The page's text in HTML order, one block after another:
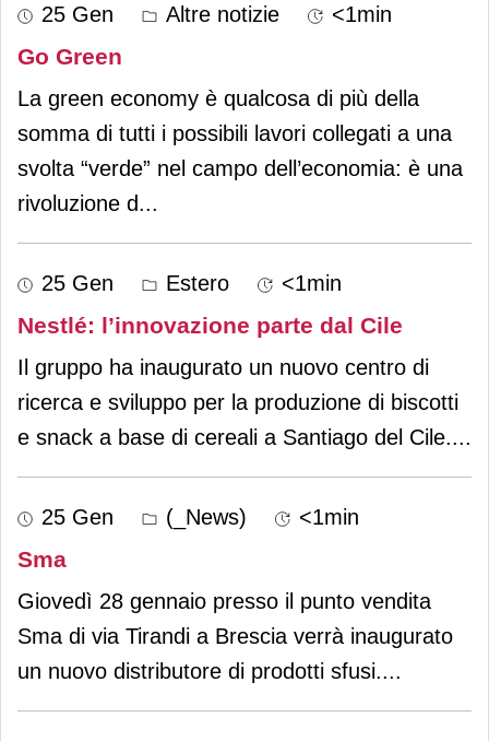
25 Gen Altre notizie <1min
Go Green
La green economy è qualcosa di più della
somma di tutti i possibili lavori collegati a una
svolta “verde” nel campo dell’economia: è una
rivoluzione d...
25 Gen Estero <1min
Nestlé: l’innovazione parte dal Cile
Il gruppo ha inaugurato un nuovo centro di
ricerca e sviluppo per la produzione di biscotti
e snack a base di cereali a Santiago del Cile....
25 Gen (_News) <1min
Sma
Giovedì 28 gennaio presso il punto vendita
Sma di via Tirandi a Brescia verrà inaugurato
un nuovo distributore di prodotti sfusi....